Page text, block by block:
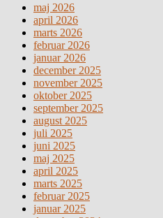
maj 2026
april 2026
marts 2026
februar 2026
januar 2026
december 2025
november 2025
oktober 2025
september 2025
august 2025
juli 2025
juni 2025
maj 2025
april 2025
marts 2025
februar 2025
januar 2025